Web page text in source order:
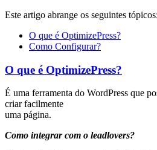
Este artigo abrange os seguintes tópicos:
O que é OptimizePress?
Como Configurar?
O que é OptimizePress?
É uma ferramenta do WordPress que
criar facilmente
uma página.
Como integrar com o leadlovers?